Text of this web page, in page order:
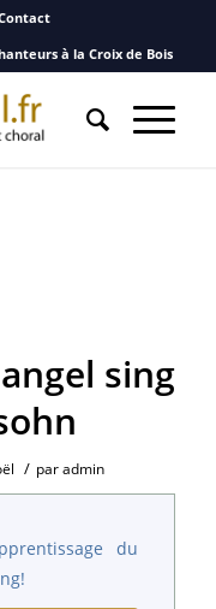
à la Croix de Bois
sing
/ paradmin
du